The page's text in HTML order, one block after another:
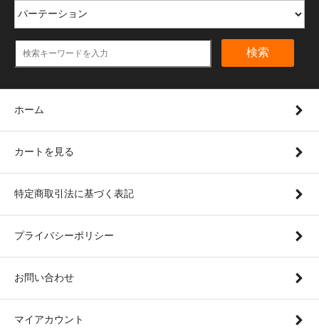
検索
ホーム
カートを見る
特定商取引法に基づく表記
プライバシーポリシー
お問い合わせ
マイアカウント